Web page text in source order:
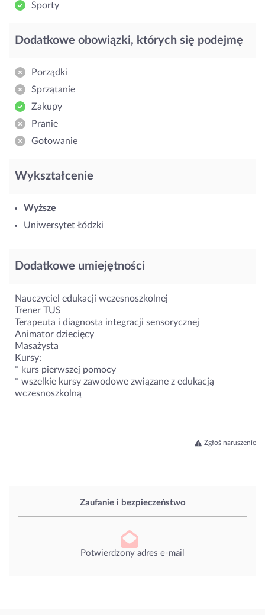
Zaufanie i bezpieczeństwo
Potwierdzony adres e-mail
Sporty
Dodatkowe obowiązki, których się podejmę
Porządki
Sprzątanie
Zakupy
Pranie
Gotowanie
Wykształcenie
Wyższe
Uniwersytet Łódzki
Dodatkowe umiejętności
Nauczyciel edukacji wczesnoszkolnej
Trener TUS
Terapeuta i diagnosta integracji sensorycznej
Animator dziecięcy
Masażysta
Kursy:
* kurs pierwszej pomocy
* wszelkie kursy zawodowe związane z edukacją
wczesnoszkolną
Zgłoś naruszenie